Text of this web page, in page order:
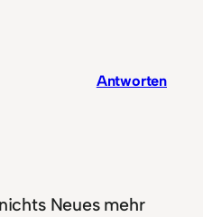
Antworten
Neues mehr